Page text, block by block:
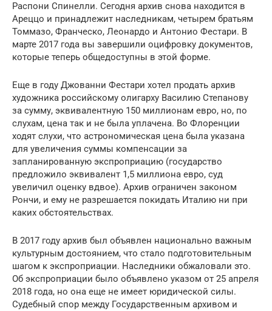
Распони Спинелли. Сегодня архив снова находится в
Ареццо и принадлежит наследникам, четырем братьям
Томмазо, Франческо, Леонардо и Антонио Фестари. В
марте 2017 года вы завершили оцифровку документов,
которые теперь общедоступны в этой форме.
Еще в году Джованни Фестари хотел продать архив
художника российскому олигарху Василию Степанову
за сумму, эквивалентную 150 миллионам евро, но, по
слухам, цена так и не была уплачена. Во Флоренции
ходят слухи, что астрономическая цена была указана
для увеличения суммы компенсации за
запланированную экспроприацию (государство
предложило эквивалент 1,5 миллиона евро, суд
увеличил оценку вдвое). Архив ограничен законом
Рончи, и ему не разрешается покидать Италию ни при
каких обстоятельствах.
В 2017 году архив был объявлен национально важным
культурным достоянием, что стало подготовительным
шагом к экспроприации. Наследники обжаловали это.
Об экспроприации было объявлено указом от 25 апреля
2018 года, но она еще не имеет юридической силы.
Судебный спор между Государственным архивом и